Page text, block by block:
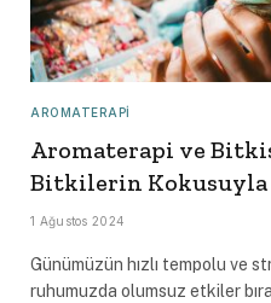
AROMATERAPI
Aromaterapi ve
Bitkilerin
1 Ağustos 2024
Günümüzün hızlı tempolu ve
ruhumuzda olumsuz etkiler